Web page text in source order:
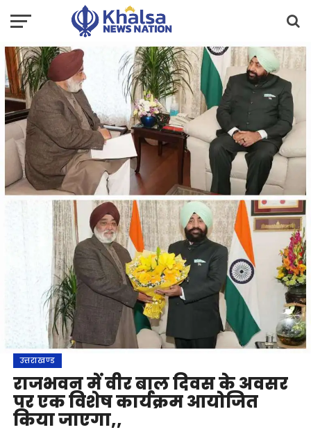
उत्तराखण्ड
राजभवन में वीर बाल दिवस के अवसर
पर एक विशेष कार्यक्रम आयोजित
किया जाएगा,,